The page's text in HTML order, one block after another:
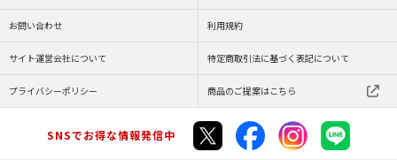
お問い合わせ 利用規約
サイト運営会社について 特定商取引法に基づく表記について
プライバシーポリシー 商品のご提案はこちら
SNSでお得な情報発信中